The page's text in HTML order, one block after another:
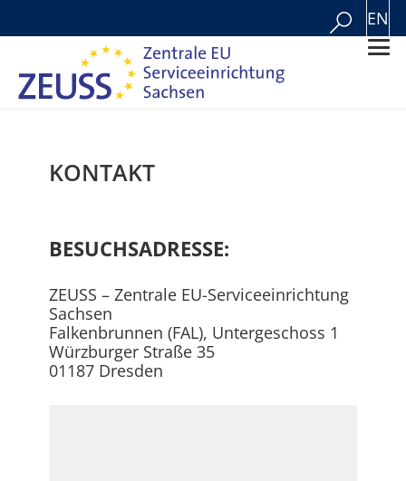
EN
KONTAKT
BESUCHSADRESSE:
ZEUSS – Zentrale EU-Serviceeinrichtung
Sachsen
Falkenbrunnen (FAL), Untergeschoss 1
Würzburger Straße 35
01187 Dresden